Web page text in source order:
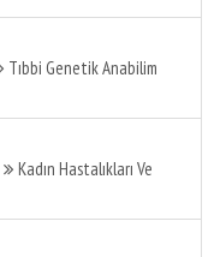
Tıbbi Genetik Anabilim
Kadın Hastalıkları Ve